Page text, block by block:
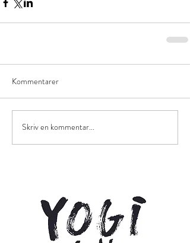
Kommentarer
Skriv en kommentar...